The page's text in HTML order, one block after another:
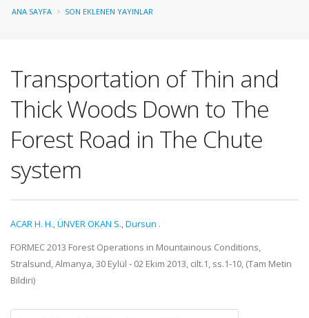
ANA SAYFA SON EKLENEN YAYINLAR
Transportation of Thin and
Thick Woods Down to The
Forest Road in The Chute
system
ACAR H. H.,ÜNVER OKAN S.,Dursun .
FORMEC 2013 Forest Operations in Mountainous Conditions,
Stralsund, Almanya, 30 Eylül - 02 Ekim 2013, cilt.1, ss.1-10, (Tam Metin
Bildiri)